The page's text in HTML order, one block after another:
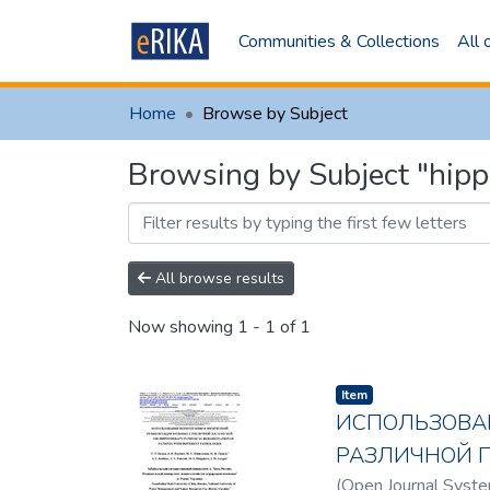
Communities & Collections All
Home Browse by Subject
Browsing by Subject
All browse results
Now showing 1 - 1 of 1
Item
РАЗЛИЧНОЙ